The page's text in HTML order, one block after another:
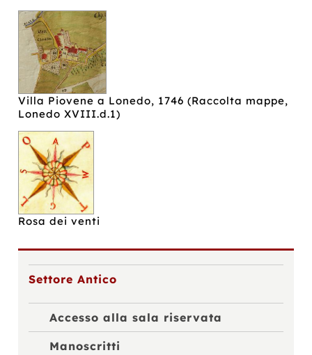
Villa Piovene a Lonedo, 1746 (Raccolta mappe,
Lonedo XVIII.d.1)
Rosa dei venti
Settore Antico
Accesso alla sala riservata
Manoscritti